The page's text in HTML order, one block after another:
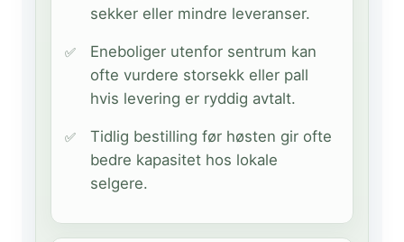
sekker eller mindre leveranser.
Eneboliger utenfor sentrum kan
ofte vurdere storsekk eller pall
hvis levering er ryddig avtalt.
Tidlig bestilling før høsten gir ofte
bedre kapasitet hos lokale
selgere.